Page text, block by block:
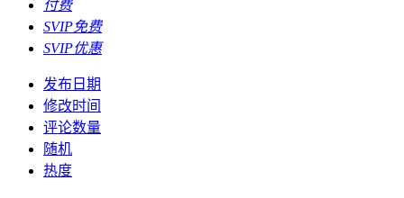
付费
SVIP免费
SVIP优惠
发布日期
修改时间
评论数量
随机
热度